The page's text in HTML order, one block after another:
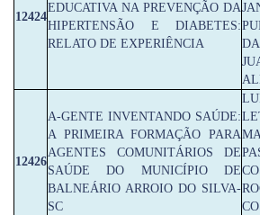
12424
EDUCATIVA NA PREVENÇÃO DA
HIPERTENSÃO E DIABETES:
RELATO DE EXPERIÊNCIA
12426
A-GENTE INVENTANDO SAÚDE:
A PRIMEIRA FORMAÇÃO PARA
AGENTES COMUNITÁRIOS DE
SAÚDE DO MUNICÍPIO DE
BALNEÁRIO ARROIO DO SILVA-
SC